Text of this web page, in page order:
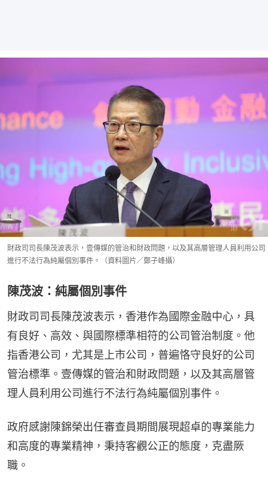
財政司司長陳茂波表示，壹傳媒的管治和財政問題，以及其高層管理人員利用公司
進行不法行為純屬個別事件。（資料圖片／鄭子峰攝）
陳茂波：純屬個別事件
財政司司長陳茂波表示，香港作為國際金融中心，具
有良好、高效、與國際標準相符的公司管治制度。他
指香港公司，尤其是上市公司，普遍恪守良好的公司
管治標準。壹傳媒的管治和財政問題，以及其高層管
理人員利用公司進行不法行為純屬個別事件。
政府感謝陳錦榮出任審查員期間展現超卓的專業能力
和高度的專業精神，秉持客觀公正的態度，克盡厥
職。